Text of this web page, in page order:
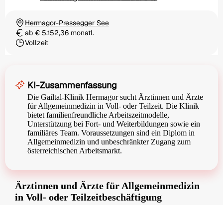
Ortschaft
Hermagor-Pressegger See
Gehaltab € 5.152,36 monatl.
Beschäftigungsart
Vollzeit
KI-Zusammenfassung
Die Gailtal-Klinik Hermagor sucht Ärztinnen und Ärzte
für Allgemeinmedizin in Voll- oder Teilzeit. Die Klinik
bietet familienfreundliche Arbeitszeitmodelle,
Unterstützung bei Fort- und Weiterbildungen sowie ein
familiäres Team. Voraussetzungen sind ein Diplom in
Allgemeinmedizin und unbeschränkter Zugang zum
österreichischen Arbeitsmarkt.
Ärztinnen und Ärzte für Allgemeinmedizin
in Voll- oder Teilzeitbeschäftigung